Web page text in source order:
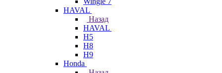
HAVAL
Назад
HAVAL
H5
H8
H9
Honda